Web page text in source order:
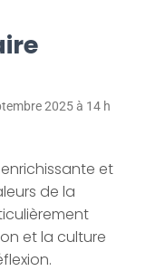
2025 à 14 h
et
de la
et la culture